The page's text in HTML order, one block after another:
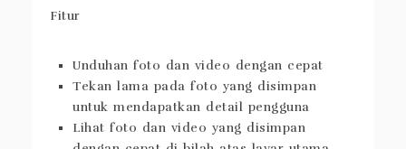
Instagram.
Fitur
Unduhan foto dan video dengan cepat
Tekan lama pada foto yang disimpan